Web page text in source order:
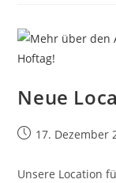
Neue
17. Dezember
Unsere Location